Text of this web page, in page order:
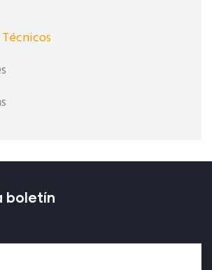
boletín